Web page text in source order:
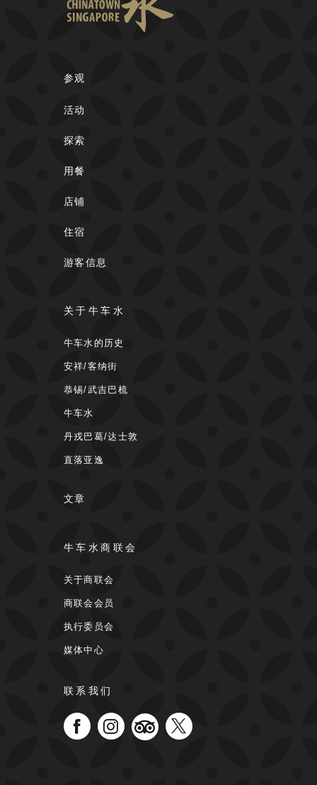
参观
活动
探索
用餐
店铺
住宿
游客信息
关于牛车水
牛车水的历史
安祥/客纳街
恭锡/武吉巴梳
牛车水
丹戎巴葛/达士敦
直落亚逸
文章
牛车水商联会
关于商联会
商联会会员
执行委员会
媒体中心
联系我们